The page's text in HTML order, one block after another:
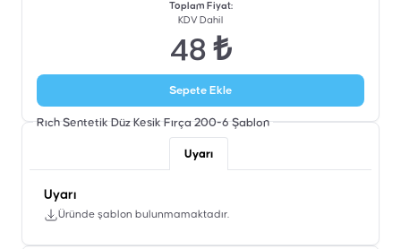
Toplam Fiyat:
KDV Dahil
48 ₺
Sepete Ekle
Rıch Sentetik Düz Kesik Fırça 200-6 Şablon
Uyarı
Uyarı
Üründe şablon bulunmamaktadır.